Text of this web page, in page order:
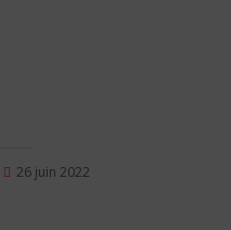
26 juin 2022